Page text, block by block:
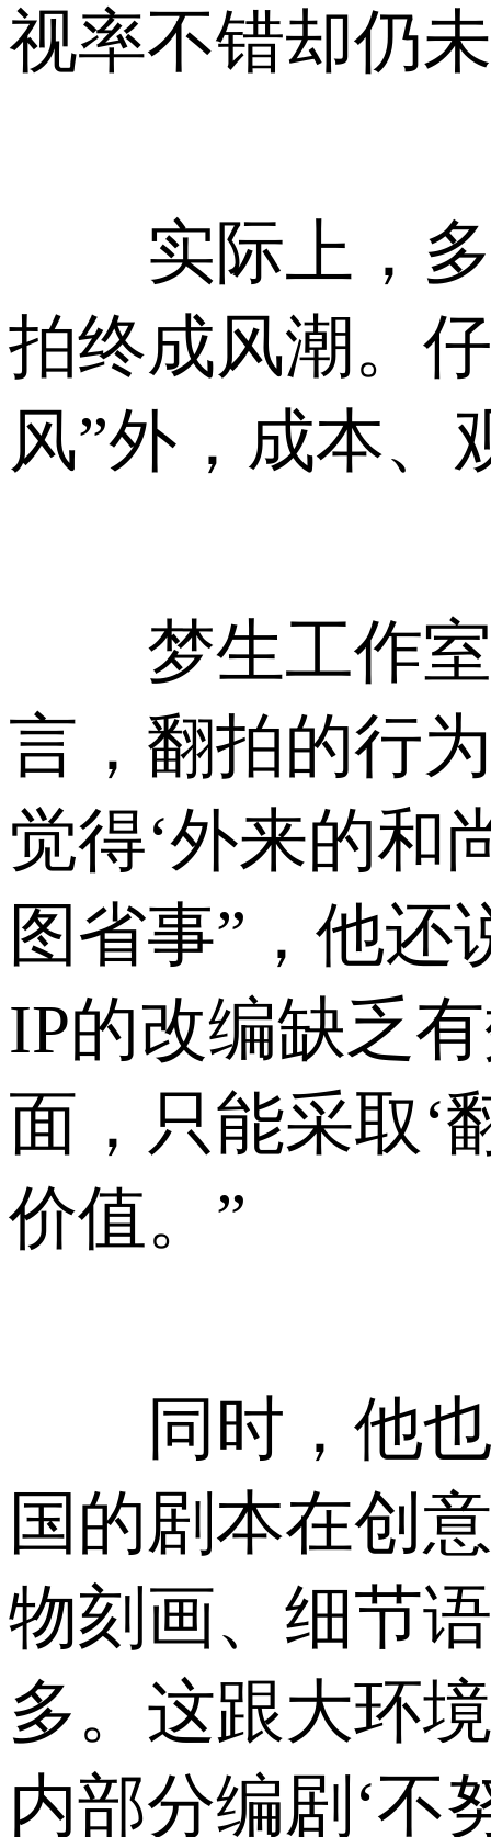
视率不错却仍
实际上，多
拍终成风潮。
风”外，成本
梦生工作室
言，翻拍的行
觉得‘外来的和
图省事”，他
IP的改编缺乏
面，只能采取‘
价值。”
同时，他也
国的剧本在创
物刻画、细节
多。这跟大环
内部分编剧‘不